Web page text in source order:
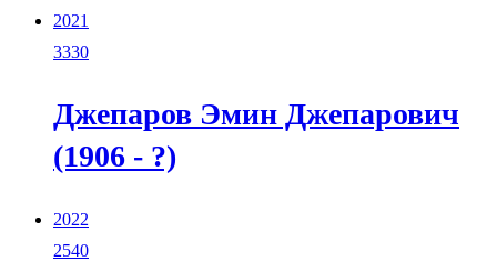
2021
3330
Джепаров Эмин Джепарович
(1906 - ?)
2022
2540